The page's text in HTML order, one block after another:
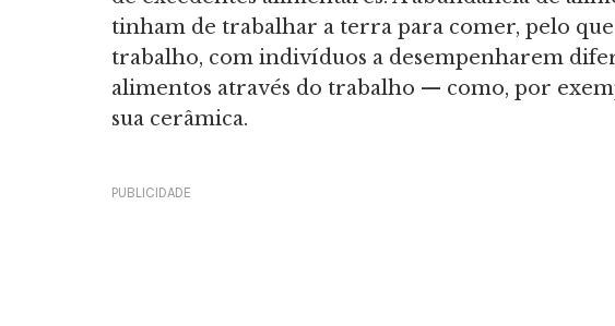
tinham de trabalhar a terra para comer, pelo que
trabalho, com indivíduos a desempenharem
alimentos através do trabalho — como, por
sua cerâmica.
PUBLICIDADE